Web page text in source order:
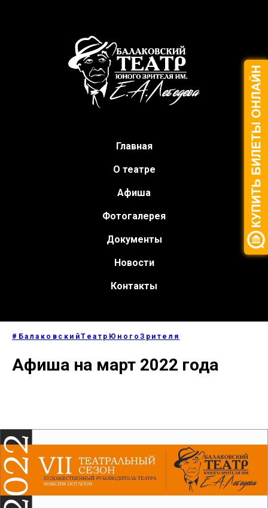
Главная
О театре
Афиша
Фотогалерея
Документы
Новости
Контакты
#БалаковскийТеатрЮногоЗрителя
Афиша на март 2022 года